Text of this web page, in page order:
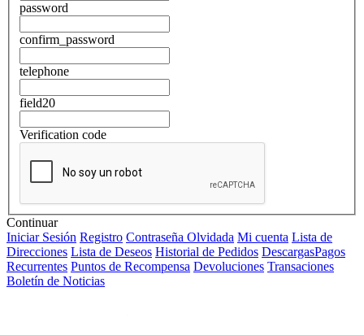
password
confirm_password
telephone
field20
Verification code
Continuar
Iniciar Sesión Registro Contraseña Olvidada Mi cuenta Lista de
Direcciones Lista de Deseos Historial de Pedidos DescargasPagos
Recurrentes Puntos de Recompensa Devoluciones Transaciones
Boletín de Noticias